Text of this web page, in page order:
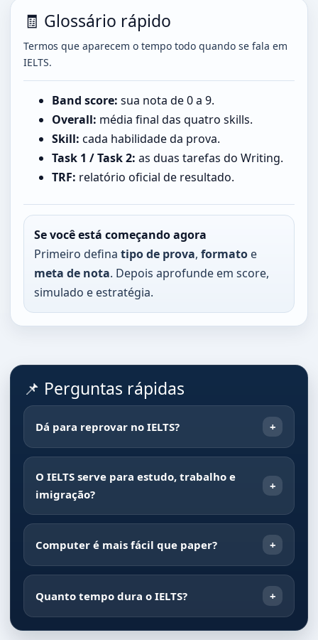
🧾 Glossário rápido
Termos que aparecem o tempo todo quando se fala em
IELTS.
Band score: sua nota de 0 a 9.
Overall: média final das quatro skills.
Skill: cada habilidade da prova.
Task 1 / Task 2: as duas tarefas do Writing.
TRF: relatório oficial de resultado.
Se você está começando agora
Primeiro defina tipo de prova, formato e
meta de nota. Depois aprofunde em score,
simulado e estratégia.
📌 Perguntas rápidas
Dá para reprovar no IELTS?
O IELTS serve para estudo, trabalho e
imigração?
Computer é mais fácil que paper?
Quanto tempo dura o IELTS?